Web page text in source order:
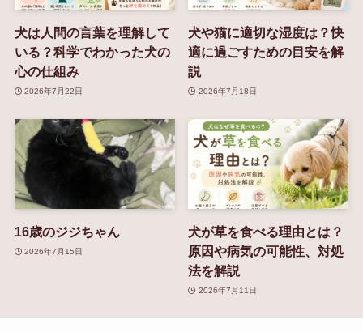
犬は人間の言葉を理解して
いる？科学でわかった犬の
心の仕組み
2026年7月22日
犬や猫に適切な湿度は？快
適に過ごすための目安を解
説
2026年7月18日
16歳のジジちゃん
2026年7月15日
犬が草を食べる理由とは？
原因や病気の可能性、対処
法を解説
2026年7月11日